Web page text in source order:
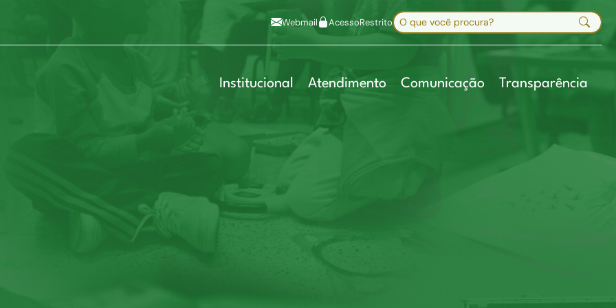
Mapa do site
Webmail AcessoRestritoBuscar no site
Institucional Atendimento Comunicação Transparência